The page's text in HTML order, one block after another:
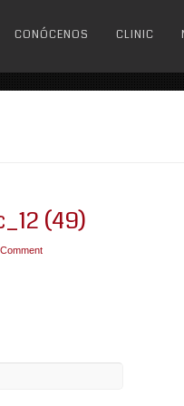
CONÓCENOS CLINIC
(49)